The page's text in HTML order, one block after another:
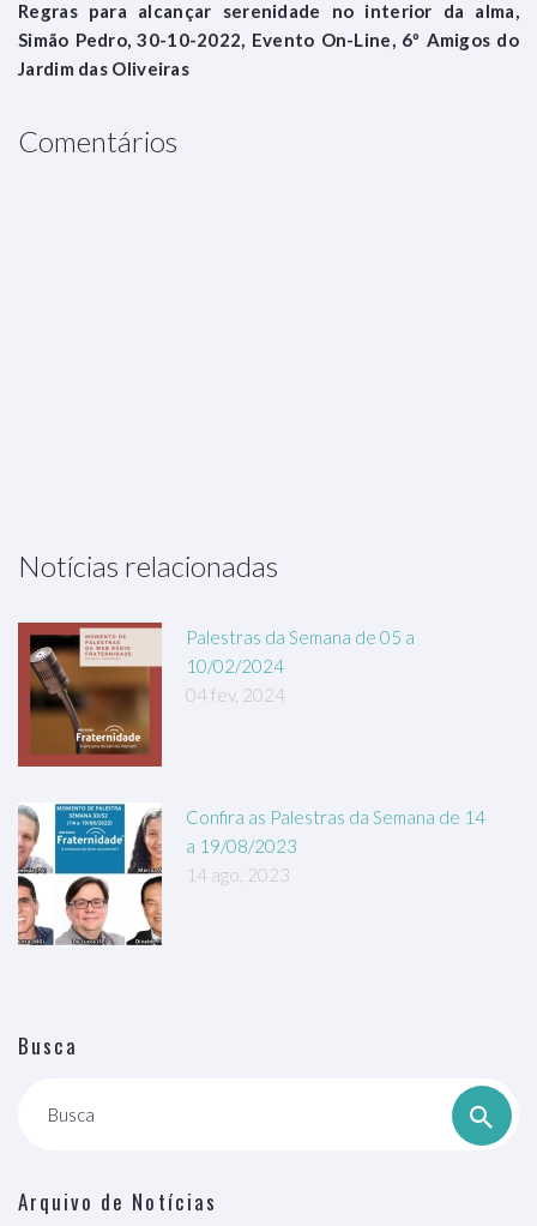
Regras para alcançar serenidade no interior da alma,
Simão Pedro, 30-10-2022, Evento On-Line, 6º Amigos do
Jardim das Oliveiras
Comentários
Notícias relacionadas
Palestras da Semana de 05 a
10/02/2024
04 fev, 2024
Confira as Palestras da Semana de 14
a 19/08/2023
14 ago, 2023
Busca
Busca
Arquivo de Notícias